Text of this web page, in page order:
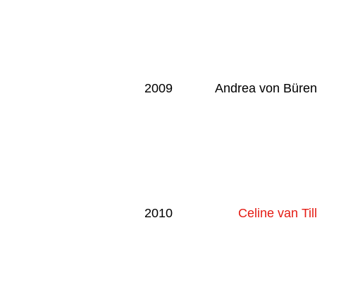
2009 Andrea von Büren
2010 Celine van Till